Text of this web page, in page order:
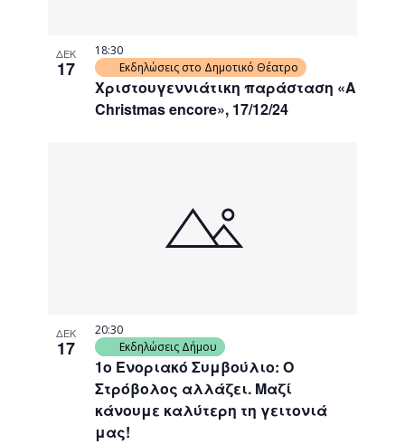
ΔΕΚ
17
Χριστουγεννιάτικη παράσταση «A
Christmas encore», 17/12/24
18:30
Εκδηλώσεις στο Δημοτικό Θέατρο
ΔΕΚ
17
1ο Ενοριακό Συμβούλιο: Ο
Στρόβολος αλλάζει. Μαζί
κάνουμε καλύτερη τη γειτονιά
μας!
20:30
Εκδηλώσεις Δήμου